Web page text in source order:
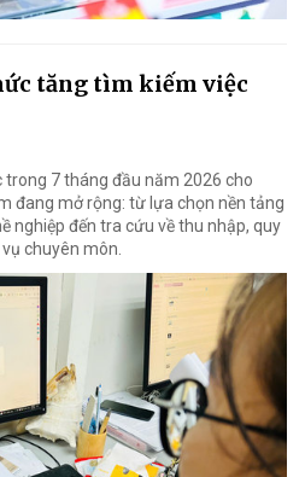
tăng tìm kiếm việc
trong 7 tháng đầu năm 2026 cho
đang mở rộng: từ lựa chọn nền tảng
nghiệp đến tra cứu về thu nhập, quy
chuyên môn.